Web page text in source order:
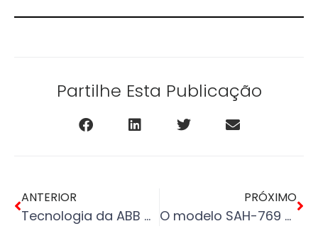
Partilhe Esta Publicação
ANTERIOR
Tecnologia da ABB para ajudar a resolver as fugas de metano dos poços de petróleo e gás desativados
PRÓXIMO
O modelo SAH-769 One-Drop: um acessório dedicado para pequenas quantidades de amostras de proteínas e ácidos nucleicos.